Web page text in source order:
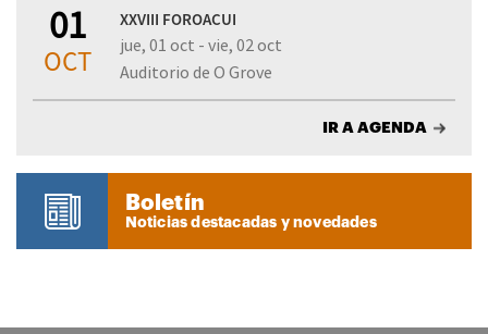
01
OCT
XXVIII FOROACUI
jue, 01 oct - vie, 02 oct
Auditorio de O Grove
IR A AGENDA
Boletín
Noticias destacadas y novedades